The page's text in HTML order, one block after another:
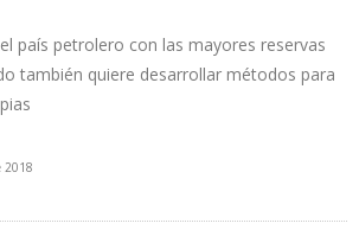
país petrolero con las mayores reservas
también quiere desarrollar métodos para
2018